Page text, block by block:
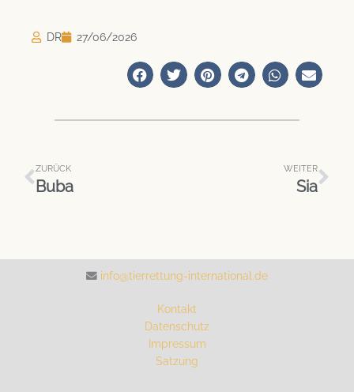
DR 27/06/2026
Zurück
ZURÜCK
Buba
WEITER
Sia
info@tierrettung-international.de
Kontakt
Datenschutz
Impressum
Satzung